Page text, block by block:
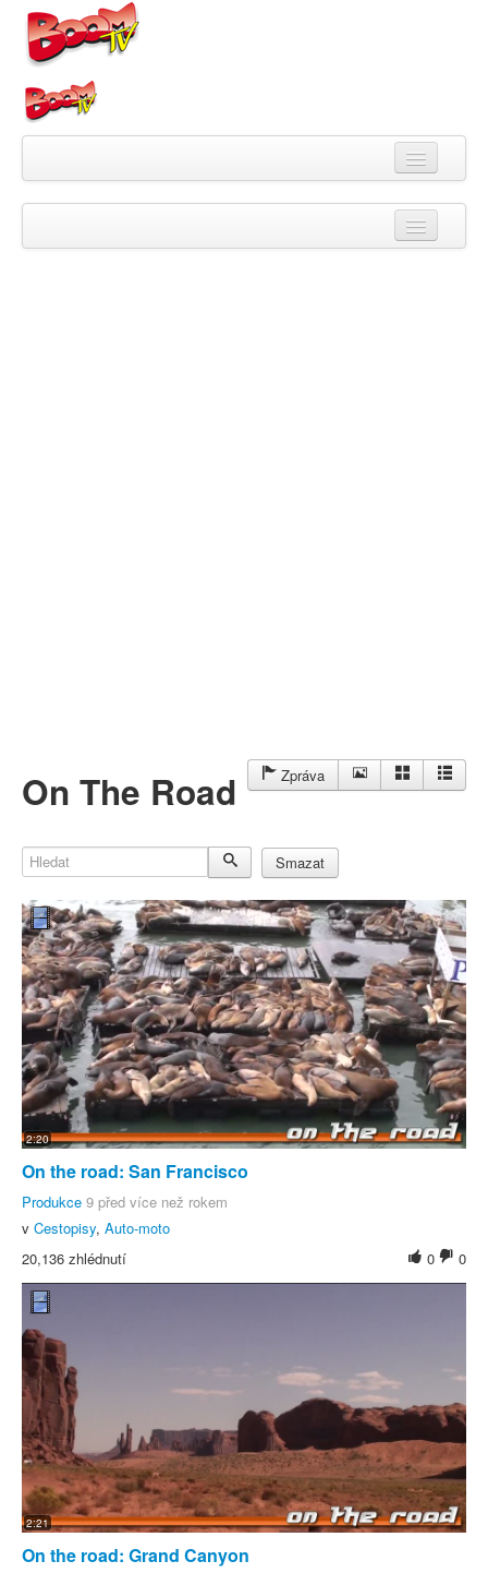
On The Road Zpráva
Hledat Smazat
2:20
On the road: San Francisco
Produkce 9 před více než rokem
v Cestopisy, Auto-moto
0
0
20,136 zhlédnutí
2:21
On the road: Grand Canyon